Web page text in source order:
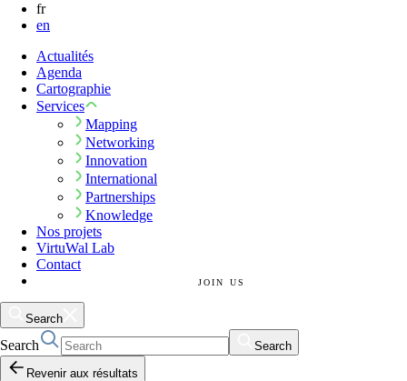
fr
en
Actualités
Agenda
Cartographie
Services
Mapping
Networking
Innovation
International
Partnerships
Knowledge
Nos projets
VirtuWal Lab
Contact
JOIN US
Search
Search
Search
Revenir aux résultats